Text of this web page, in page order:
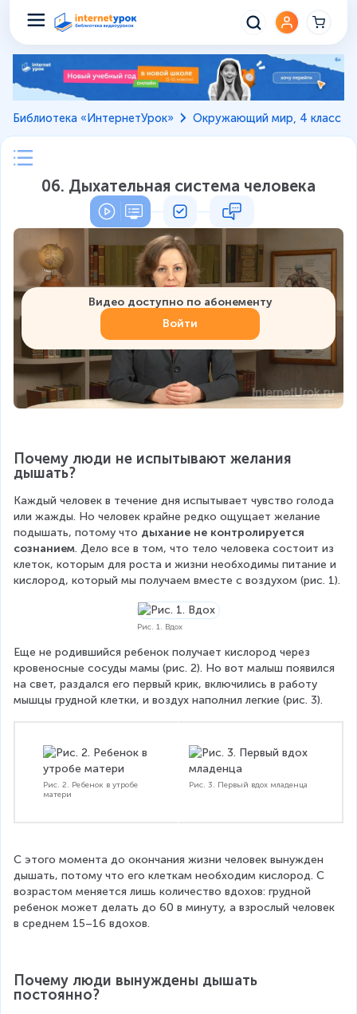
Библиотека «ИнтернетУрок» Окружающий мир, 4 класс
06. Дыхательная система человека
Видео доступно по абонементу
Войти
Почему люди не испытывают желания
дышать?
Каждый человек в течение дня испытывает чувство голода
или жажды. Но человек крайне редко ощущает желание
подышать, потому что дыхание не контролируется
сознанием. Дело все в том, что тело человека состоит из
клеток, которым для роста и жизни необходимы питание и
кислород, который мы получаем вместе с воздухом (рис. 1).
Рис. 1. Вдох
Еще не родившийся ребенок получает кислород через
кровеносные сосуды мамы (рис. 2). Но вот малыш появился
на свет, раздался его первый крик, включились в работу
мышцы грудной клетки, и воздух наполнил легкие (рис. 3).
Рис. 2. Ребенок в утробе
матери
Рис. 3. Первый вдох младенца
С этого момента до окончания жизни человек вынужден
дышать, потому что его клеткам необходим кислород. С
возрастом меняется лишь количество вдохов: грудной
ребенок может делать до 60 в минуту, а взрослый человек
в среднем 15–16 вдохов.
Почему люди вынуждены дышать
постоянно?